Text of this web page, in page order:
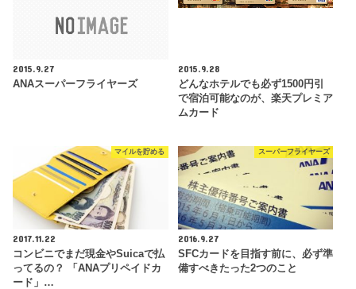
2015.9.27
ANAスーパーフライヤーズ
2015.9.28
どんなホテルでも必ず1500円引
で宿泊可能なのが、楽天プレミア
ムカード
マイルを貯める
2017.11.22
コンビニでまだ現金やSuicaで払
ってるの？ 「ANAプリペイドカ
ード」…
スーパーフライヤーズ
2016.9.27
SFCカードを目指す前に、必ず準
備すべきたった2つのこと